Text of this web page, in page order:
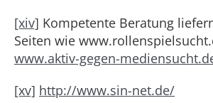
[xiv] Kompetente Beratung
Seiten wie
www.aktiv-gegen-
[xv] http://www.sin-net.de/